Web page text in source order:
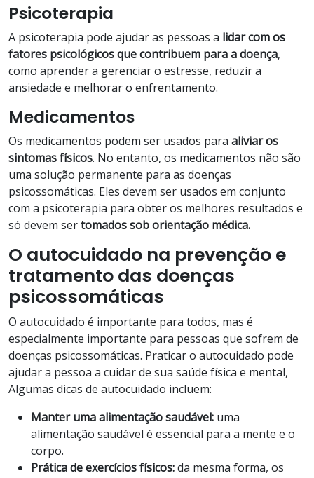
Psicoterapia
A psicoterapia pode ajudar as pessoas a lidar com os
fatores psicológicos que contribuem para a doença,
como aprender a gerenciar o estresse, reduzir a
ansiedade e melhorar o enfrentamento.
Medicamentos
Os medicamentos podem ser usados para aliviar os
sintomas físicos. No entanto, os medicamentos não são
uma solução permanente para as doenças
psicossomáticas. Eles devem ser usados em conjunto
com a psicoterapia para obter os melhores resultados e
só devem sertomados sob orientação médica.
O autocuidado na prevenção e
tratamento das doenças
psicossomáticas
O autocuidado é importante para todos, mas é
especialmente importante para pessoas que sofrem de
doenças psicossomáticas. Praticar o autocuidado pode
ajudar a pessoa a cuidar de sua saúde física e mental,
Algumas dicas de autocuidado incluem:
Manter uma alimentação saudável: uma
alimentação saudável é essencial para a mente e o
corpo.
Prática de exercícios físicos:da mesma forma, os